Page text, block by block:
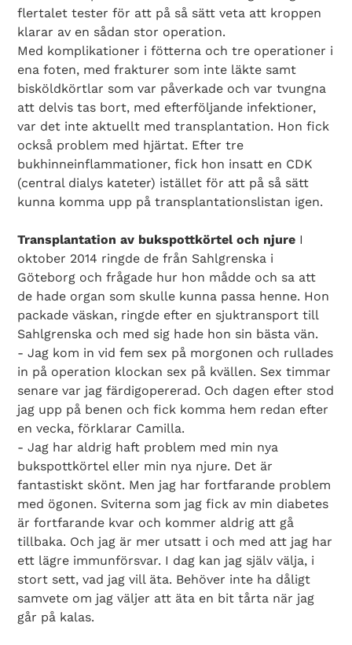
Search Diabetes Wellness Sverige
flertalet tester för att på så sätt veta att kroppen
klarar av en sådan stor operation.
Med komplikationer i fötterna och tre operationer i
ena foten, med frakturer som inte läkte samt
bisköldkörtlar som var påverkade och var tvungna
att delvis tas bort, med efterföljande infektioner,
var det inte aktuellt med transplantation. Hon fick
också problem med hjärtat. Efter tre
bukhinneinflammationer, fick hon insatt en CDK
(central dialys kateter) istället för att på så sätt
kunna komma upp på transplantationslistan igen.
Transplantation av bukspottkörtel och njure I
oktober 2014 ringde de från Sahlgrenska i
Göteborg och frågade hur hon mådde och sa att
de hade organ som skulle kunna passa henne. Hon
packade väskan, ringde efter en sjuktransport till
Sahlgrenska och med sig hade hon sin bästa vän.
- Jag kom in vid fem sex på morgonen och rullades
in på operation klockan sex på kvällen. Sex timmar
senare var jag färdigopererad. Och dagen efter stod
jag upp på benen och fick komma hem redan efter
en vecka, förklarar Camilla.
- Jag har aldrig haft problem med min nya
bukspottkörtel eller min nya njure. Det är
fantastiskt skönt. Men jag har fortfarande problem
med ögonen. Sviterna som jag fick av min diabetes
är fortfarande kvar och kommer aldrig att gå
tillbaka. Och jag är mer utsatt i och med att jag har
ett lägre immunförsvar. I dag kan jag själv välja, i
stort sett, vad jag vill äta. Behöver inte ha dåligt
samvete om jag väljer att äta en bit tårta när jag
går på kalas.